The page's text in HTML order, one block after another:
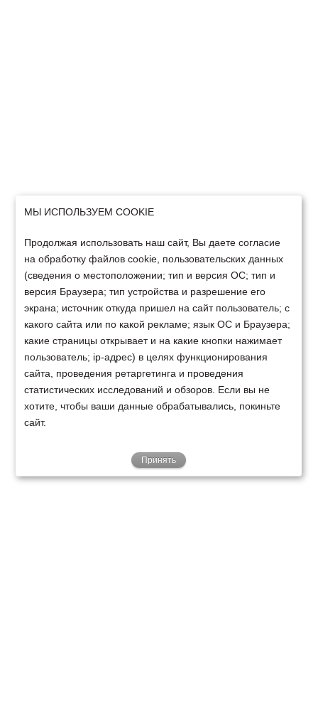
МЫ ИСПОЛЬЗУЕМ COOKIE
Продолжая использовать наш сайт, Вы даете согласие
на обработку файлов cookie, пользовательских данных
(сведения о местоположении; тип и версия ОС; тип и
версия Браузера; тип устройства и разрешение его
экрана; источник откуда пришел на сайт пользователь; с
какого сайта или по какой рекламе; язык ОС и Браузера;
какие страницы открывает и на какие кнопки нажимает
пользователь; ip-адрес) в целях функционирования
сайта, проведения ретаргетинга и проведения
статистических исследований и обзоров. Если вы не
хотите, чтобы ваши данные обрабатывались, покиньте
сайт.
Принять